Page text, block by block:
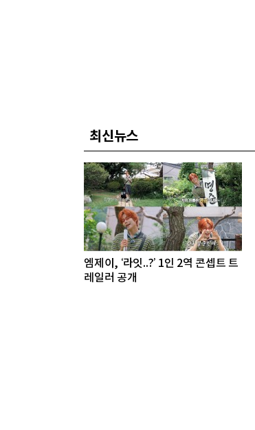
최신뉴스
엠제이, ‘라잇..?’ 1인 2역 콘셉트 트
레일러 공개